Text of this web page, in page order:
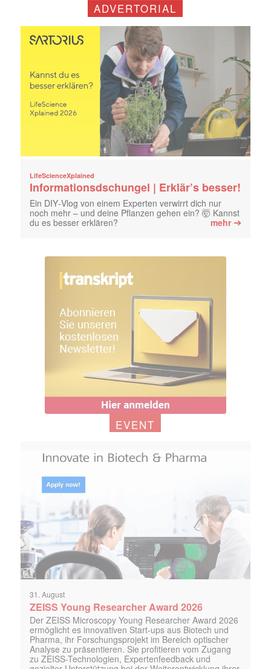
ADVERTORIAL
LifeScienceXplained
Informationsdschungel | Erklär’s besser!
Ein DIY‑Vlog von einem Experten verwirrt dich nur
noch mehr – und deine Pflanzen gehen ein? 🤯 Kannst
du es besser erklären?
mehr➔
EVENT
31. August
ZEISS Young Researcher Award 2026
Der ZEISS Microscopy Young Researcher Award 2026
ermöglicht es innovativen Start-ups aus Biotech und
Pharma, ihr Forschungsprojekt im Bereich optischer
Analyse zu präsentieren. Sie profitieren vom Zugang
zu ZEISS-Technologien, Expertenfeedback und